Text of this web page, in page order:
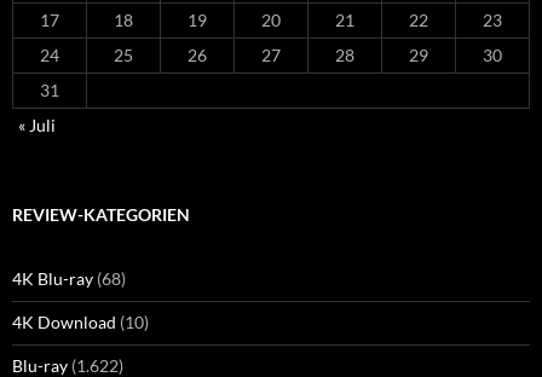
17
18 19 20 21 22
23
24
25 26 27 28 29
30
31
« Juli
REVIEW-KATEGORIEN
4K Blu-ray (68)
4K Download (10)
Blu-ray (1.622)